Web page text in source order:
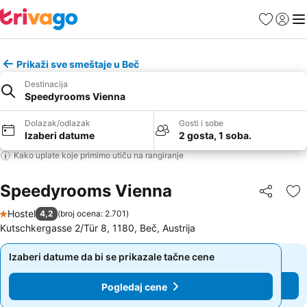
FavoritiPrijavi
Prikaži sve smeštaje u Beč
Destinacija
Speedyrooms Vienna
Dolazak/odlazak
Izaberi datume
Gosti i sobe
2 gosta, 1 soba.
Kako uplate koje primimo utiču na rangiranje
Speedyrooms Vienna Deli
1 Zvezdice
Hostel 4,2 (broj ocena: 2.701)
Kutschkergasse 2/Tür 8, 1180, Beč, Austrija
Izaberi datume da bi se prikazale tačne cene
Pogledaj cene
Izaberi datume da bi se prikazale tačne cene
Pogledaj cene